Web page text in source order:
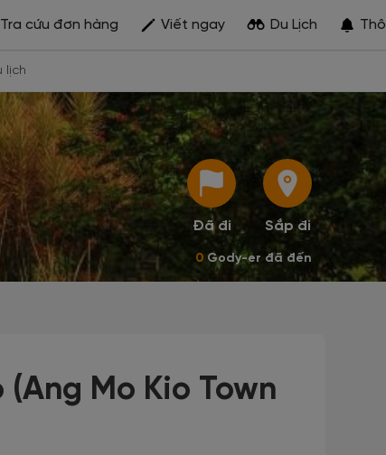
Tra cứu đơn hàng Viết ngay Du Lịch
lịch
Đã đi Sắp đi
0 Gody-er đã đến
Mo Kio Town